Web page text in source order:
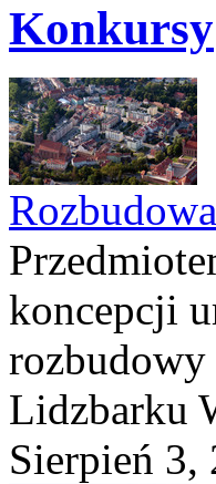
Konkursy
koncepcji
Lidzbarku
Sierpień 3,